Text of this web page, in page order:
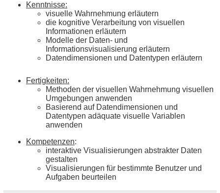
Kenntnisse:
visuelle Wahrnehmung erläutern
die kognitive Verarbeitung von visuellen
Informationen erläutern
Modelle der Daten- und
Informationsvisualisierung erläutern
Datendimensionen und Datentypen erläutern
Fertigkeiten:
Methoden der visuellen Wahrnehmung visuellen
Umgebungen anwenden
Basierend auf Datendimensionen und
Datentypen adäquate visuelle Variablen
anwenden
Kompetenzen:
interaktive Visualisierungen abstrakter Daten
gestalten
Visualisierungen für bestimmte Benutzer und
Aufgaben beurteilen